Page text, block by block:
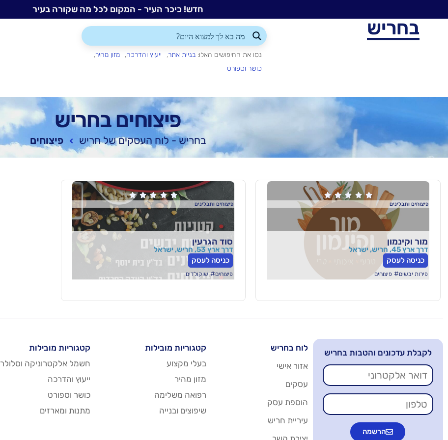
חדש! כיכר העיר - המקום לכל מה שקורה בעיר
בחריש
נסו את החיפושים האלו: בניית אתר ייעוץ והדרכה
מזון מהיר
כושר וספורט
פיצוחים בחריש
בחריש - לוח העסקים של חריש פיצוחים





פיצוחים ותבלינים
מור וקינמון
דרך ארץ 45, חריש, ישראל
כניסה לעסק
פירות יבשים# פיצוחים





פיצוחים ותבלינים
סוד הגרעין
דרך ארץ 53, חריש, ישראל
כניסה לעסק
פיצוחים# שוקולדים
לקבלת עדכונים והטבות בחריש
הרשמה
לוח בחריש
אזור אישי
עסקים
הוספת עסק
עיריית חריש
קטגוריות מובילות
בעלי מקצוע
מזון מהיר
רפואה משלימה
שיפוצים ובנייה
קטגוריות מובילות
חשמל אלקטרוניקה וסלולר
ייעוץ והדרכה
כושר וספורט
מתנות ומארזים